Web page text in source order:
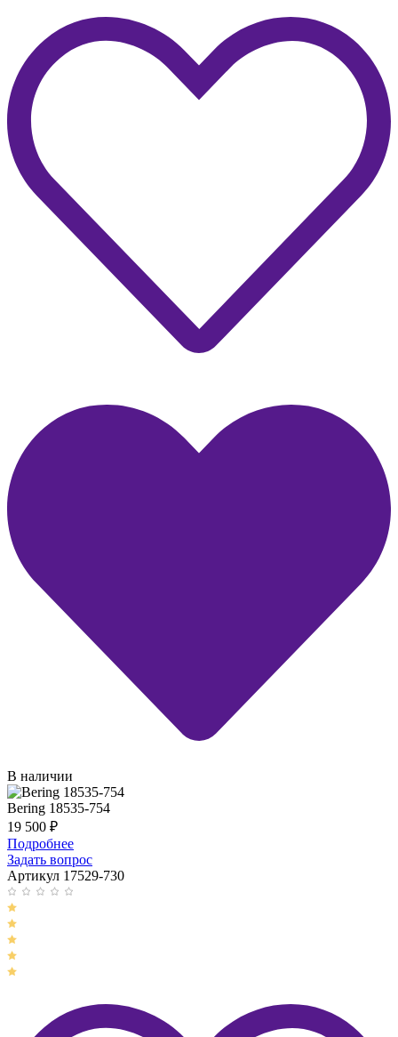
В наличии
Bering 18535-754
19 500 ₽
Подробнее
Задать вопрос
Артикул 17529-730